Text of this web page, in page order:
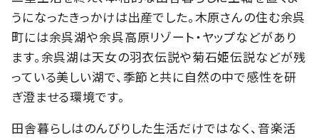
うになったきっかけは出産でした。木原さんの住む余呉
町には余呉湖や余呉高原リゾート・ヤップなどがあり
ます。余呉湖は天女の羽衣伝説や菊石姫伝説などが残
っている美しい湖で、季節と共に自然の中で感性を研
ぎ澄ませる環境です。
田舎暮らしはのんびりした生活だけではなく、音楽活